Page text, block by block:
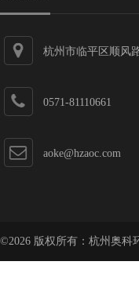
杭州市临平区顺风
0571-81110661
aoke@hzaoc.com
©2026 版权所有：杭州奥科